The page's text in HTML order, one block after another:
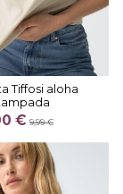
Tiffosi aloha
€ 9,99 €